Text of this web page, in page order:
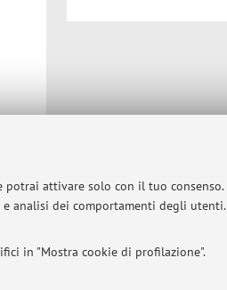
potrai attivare solo con il tuo consenso.
analisi dei comportamenti degli utenti.
in "Mostra cookie di profilazione".